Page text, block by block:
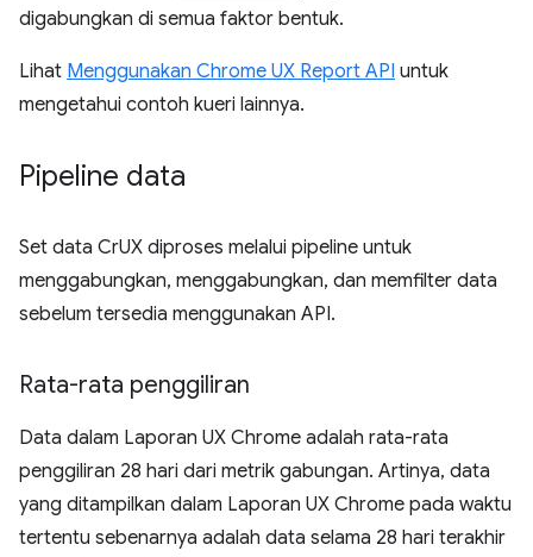
digabungkan di semua faktor bentuk.
Lihat Menggunakan Chrome UX Report API untuk
mengetahui contoh kueri lainnya.
Pipeline data
Set data CrUX diproses melalui pipeline untuk
menggabungkan, menggabungkan, dan memfilter data
sebelum tersedia menggunakan API.
Rata-rata penggiliran
Data dalam Laporan UX Chrome adalah rata-rata
penggiliran 28 hari dari metrik gabungan. Artinya, data
yang ditampilkan dalam Laporan UX Chrome pada waktu
tertentu sebenarnya adalah data selama 28 hari terakhir